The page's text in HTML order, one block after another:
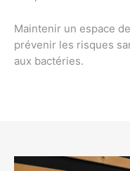
Maintenir un espace
prévenir les risques
aux bactéries.